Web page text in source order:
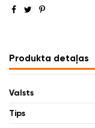
Produkta detaļas
Valsts
Tips